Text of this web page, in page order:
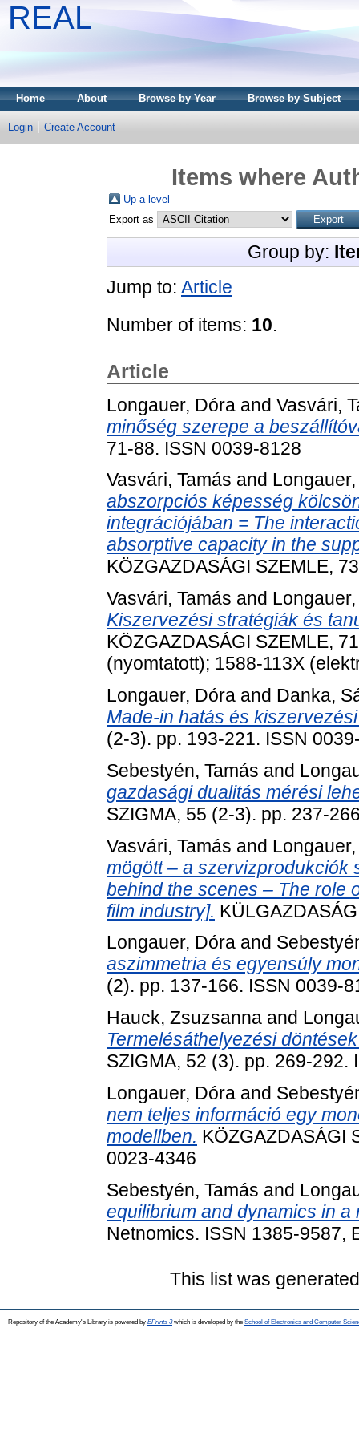
REAL
Home About Browse by Year Browse by Subject
Login Create Account
Items where
Up a level
Export as
Group by:
Jump to: Article
Number of items: 10.
Article
Longauer, Dóra and Vasvári,
minőség szerepe a
71-88. ISSN 0039-8128
Vasvári, Tamás and
abszorpciós képesség
integrációjában = The
absorptive capacity in the
KÖZGAZDASÁGI SZEMLE,
Vasvári, Tamás and
Kiszervezési stratégiák és
KÖZGAZDASÁGI SZEMLE,
(nyomtatott); 1588-113X
Longauer, Dóra and Danka,
Made-in hatás és
(2-3). pp. 193-221. ISSN
Sebestyén, Tamás and
gazdasági dualitás mérési
SZIGMA, 55 (2-3). pp. 237-
Vasvári, Tamás and
mögött – a szervizprodukciók
behind the scenes – The role
film industry].
Longauer, Dóra and
aszimmetria és egyensúly
(2). pp. 137-166. ISSN 0039-
Hauck, Zsuzsanna and
Termelésáthelyezési
SZIGMA, 52 (3). pp. 269-292.
Longauer, Dóra and
nem teljes információ egy
modellben. KÖZGAZDASÁGI
0023-4346
Sebestyén, Tamás and
equilibrium and dynamics in
Netnomics. ISSN 1385-9587,
This list was
Repository of the Academy's Library is powered by EPrints 3which is developed by the School of Electronics and Computer